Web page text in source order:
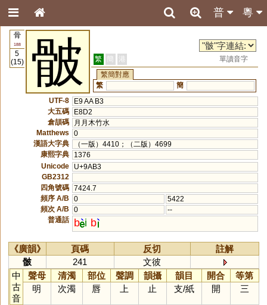
粵
普
骨
188
5
(15)
骳 繁 簡 港
單讀音字
繁簡對應
繁
簡
UTF-8
E9 AA B3
大五碼
E8D2
倉頡碼
月月木竹水
Matthews
0
漢語大字典
（一版）4410；（二版）4699
康熙字典
1376
Unicode
U+9AB3
GB2312
四角號碼 7424.7
頻序 A/B
0
5422
頻次 A/B
0
--
普通話
b i b
《廣韻》 頁碼 反切
註解
骳
241
文彼
中
古
音
聲母 清濁 部位 聲調 韻攝 韻目 開合
等第
明
次濁 唇 上 止 支/紙 開 三